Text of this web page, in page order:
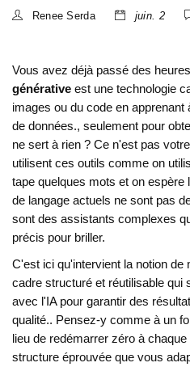
Renee Serda juin. 2
Vous avez déjà passé des
générative est une technologie
images ou du code en
de données., seulement pour
ne sert à rien ? Ce n'est pas
utilisent ces outils comme on
tape quelques mots et on espère
de langage actuels ne sont pas
sont des assistants complexes
précis pour briller.
C'est ici qu'intervient la notion de
cadre structuré et réutilisable qui
avec l'IA pour garantir des
qualité.. Pensez-y comme à un
lieu de redémarrer zéro à
structure éprouvée que vous